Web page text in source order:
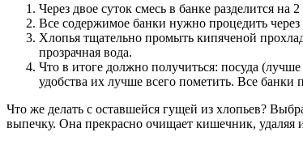
Через двое суток смесь в банке разделится на
Все содержимое банки нужно процедить
Хлопья тщательно промыть кипяченой
прозрачная вода.
Что в итоге должно получиться: посуда
удобства их лучше всего пометить. Все банки
Что же делать с оставшейся гущей из хлопьев?
выпечку. Она прекрасно очищает кишечник, удаляя